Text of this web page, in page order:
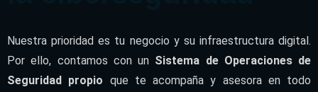
Nuestra prioridad es tu negocio y su infraestructura digital.
Por ello, contamos con un Sistema de Operaciones de
Seguridad propio que te acompaña y asesora en todo